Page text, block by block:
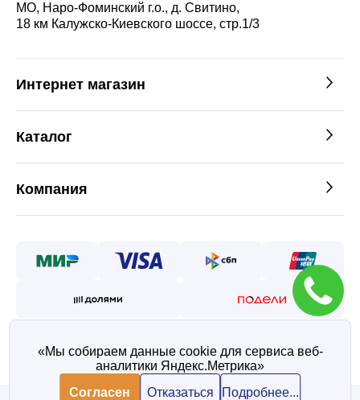
МО, Наро-Фоминский г.о., д. Свитино,
18 км Калужско-Киевского шоссе, стр.1/3
Интернет магазин
Каталог
Компания
©2026 — Таврос интернет
магазин металлопроката
Политика конфиденциальности
«Мы собираем данные cookie для сервиса веб-
аналитики Яндекс.Метрика»
Согласен
Отказаться Подробнее...